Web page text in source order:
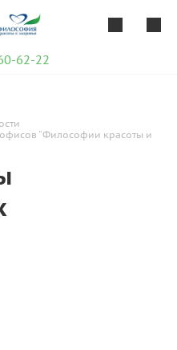
62-22
"Философии красоты и